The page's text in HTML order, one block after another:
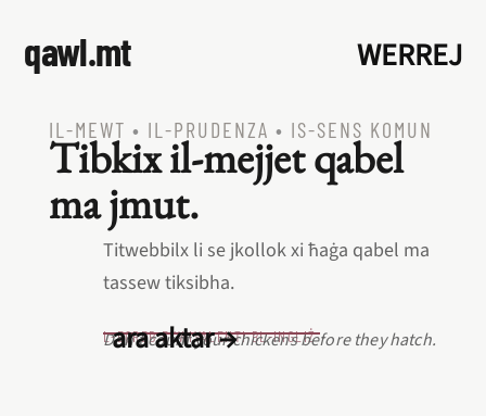
qawl.mt WERREJ
IL‑MEWT • IL‑PRUDENZA • IS‑SENS KOMUN
Tibkix il‑mejjet qabel
ma jmut.
Titwebbilx li se jkollok xi ħaġa qabel ma
tassew tiksibha.
L‑EQREB EKWIVALENTI BL‑INGLIŻ
Don’t count your chickens before they hatch.
ara aktar →